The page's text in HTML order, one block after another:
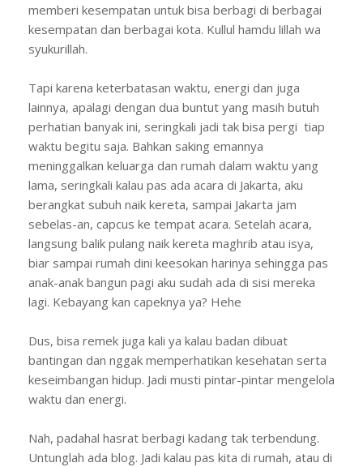
memberi kesempatan untuk bisa berbagi di berbagai
kesempatan dan berbagai kota. Kullul hamdu lillah wa
syukurillah.
Tapi karena keterbatasan waktu, energi dan juga
lainnya, apalagi dengan dua buntut yang masih butuh
perhatian banyak ini, seringkali jadi tak bisa pergi tiap
waktu begitu saja. Bahkan saking emannya
meninggalkan keluarga dan rumah dalam waktu yang
lama, seringkali kalau pas ada acara di Jakarta, aku
berangkat subuh naik kereta, sampai Jakarta jam
sebelas-an, capcus ke tempat acara. Setelah acara,
langsung balik pulang naik kereta maghrib atau isya,
biar sampai rumah dini keesokan harinya sehingga pas
anak-anak bangun pagi aku sudah ada di sisi mereka
lagi. Kebayang kan capeknya ya? Hehe
Dus, bisa remek juga kali ya kalau badan dibuat
bantingan dan nggak memperhatikan kesehatan serta
keseimbangan hidup. Jadi musti pintar-pintar mengelola
waktu dan energi.
Nah, padahal hasrat berbagi kadang tak terbendung.
Untunglah ada blog. Jadi kalau pas kita di rumah, atau di